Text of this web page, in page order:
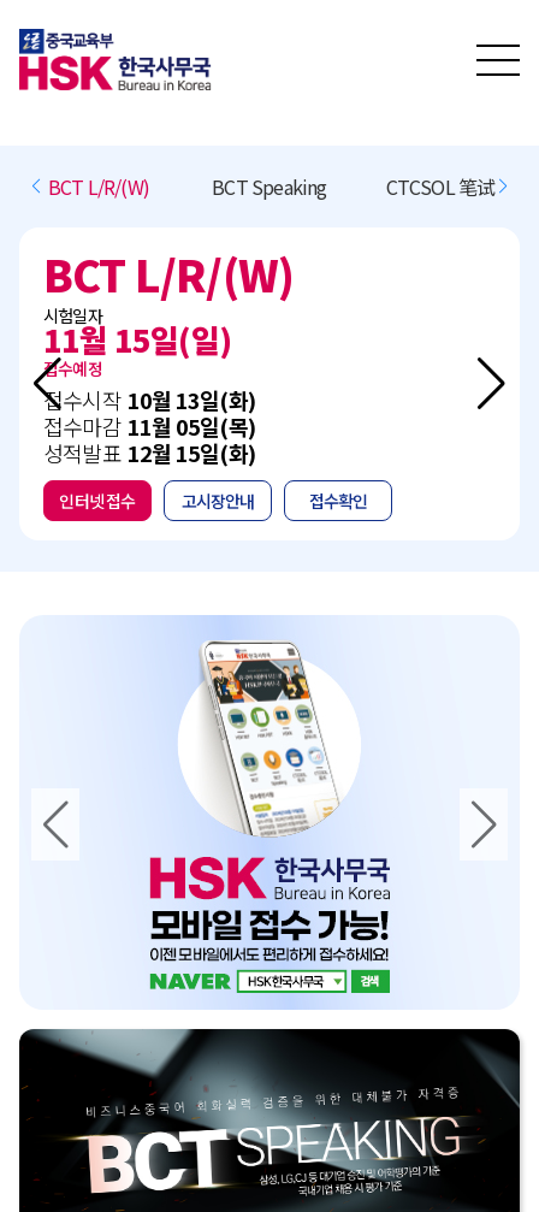
BCT L/R/(W) BCT Speaking CTCSOL 笔试
BCT L/R/(W)
시험일자
11월 15일(일)
접수예정
접수시작 10월 13일(화)
접수마감 11월 05일(목)
성적발표 12월 15일(화)
인터넷 접수 고시장안내 접수확인